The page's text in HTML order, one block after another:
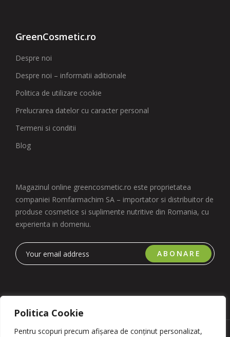
Politica Cookie
Pentru scopuri precum afișarea de conținut personalizat,
GreenCosmetic.ro
Despre noi
Despre noi – informatii aditionale
Politica de utilizare cookie
Prelucrarea datelor cu caracter personal
Termeni si conditii
Blog
Magazinul online greencosmetic.ro este proprietatea
companiei Romfarmachim SA – importator si distribuitor de
produse cosmetice si suplimente nutritive din Romania, cu
experienta in domeniu.
ABONARE